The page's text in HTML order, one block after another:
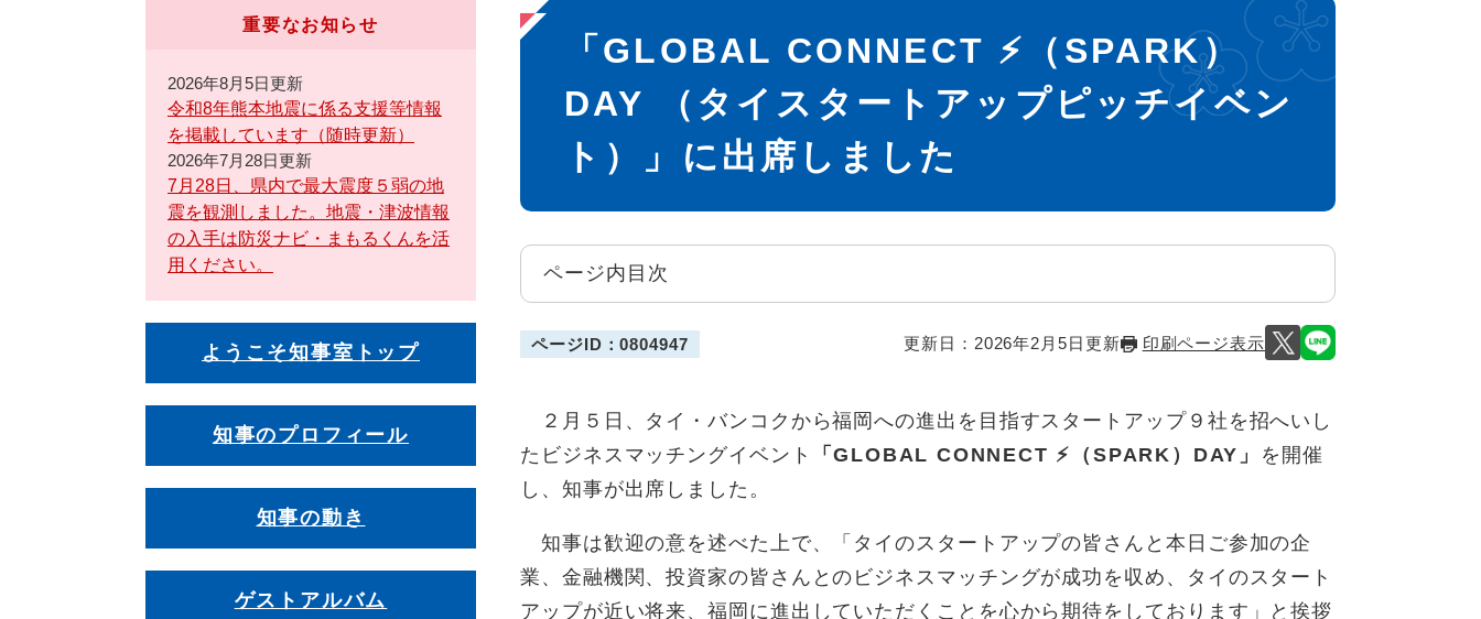
本
文
「GLOBAL CONNECT ⚡（SPARK）
DAY （タイスタートアップピッチイベン
ト）」に出席しました
ページ内目次
ページID：0804947 更新日：2026年2月5日更新 印刷ページ表示
２月５日、タイ・バンコクから福岡への進出を目指すスタートアップ９社を招へいし
たビジネスマッチングイベント
「GLOBAL CONNECT ⚡（SPARK）DAY」 を開催
し、知事が出席しました。
知事は歓迎の意を述べた上で、「タイのスタートアップの皆さんと本日ご参加の企
業、金融機関、投資家の皆さんとのビジネスマッチングが成功を収め、タイのスタート
アップが近い将来、福岡に進出していただくことを心から期待をしております」と挨拶
重要なお知らせ
2026年8月5日更新
令和8年熊本地震に係る支援等情報
を掲載しています（随時更新）
2026年7月28日更新
7月28日、県内で最大震度５弱の地
震を観測しました。地震・津波情報
の入手は防災ナビ・まもるくんを活
用ください。
ようこそ知事室トップ
知事のプロフィール
知事の動き
ゲストアルバム